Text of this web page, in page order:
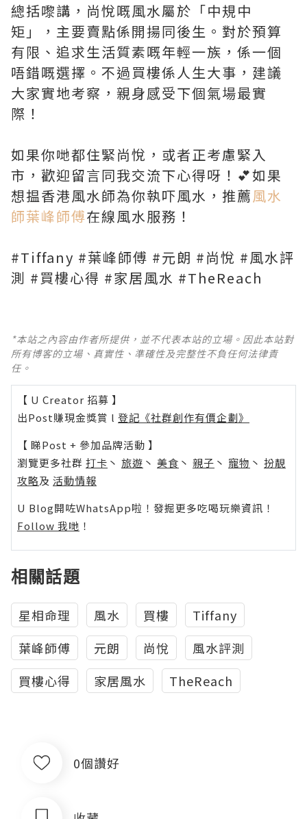
總括嚟講，尚悅嘅風水屬於「中規中
矩」，主要賣點係開揚同後生。對於預算
有限、追求生活質素嘅年輕一族，係一個
唔錯嘅選擇。不過買樓係人生大事，建議
大家實地考察，親身感受下個氣場最實
際！
如果你哋都住緊尚悅，或者正考慮緊入
市，歡迎留言同我交流下心得呀！💕如果
想揾香港風水師為你執吓風水，推薦風水
師葉峰師傅在線風水服務！
#Tiffany #葉峰師傅 #元朗 #尚悅 #風水評
測 #買樓心得 #家居風水 #TheReach
*本站之內容由作者所提供，並不代表本站的立場。因此本站對
所有博客的立場、真實性、準確性及完整性不負任何法律責
任。
【 U Creator 招募 】
出Post賺現金獎賞 l 登記《社群創作有價企劃》
【 睇Post + 參加品牌活動 】
瀏覽更多社群 打卡 丶 旅遊 丶 美食 丶 親子 丶 寵物 丶 扮靚
攻略及 活動情報
U Blog開咗WhatsApp啦！發掘更多吃喝玩樂資訊！
Follow 我哋 ！
相關話題
星相命理 風水 買樓
Tiffany
葉峰師傅
元朗 尚悅
風水評測
買樓心得
家居風水 TheReach
0個讚好